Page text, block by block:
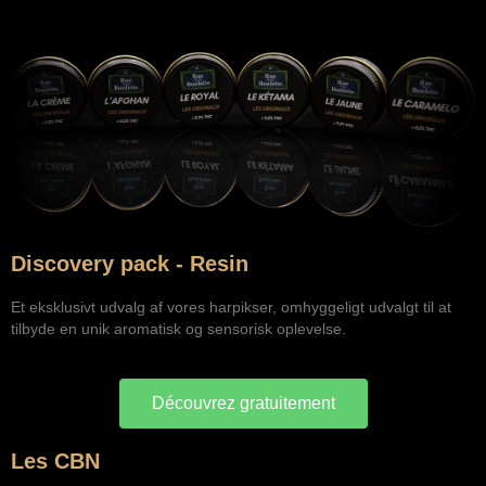
Discovery pack - Resin
Et eksklusivt udvalg af vores harpikser, omhyggeligt udvalgt til at
tilbyde en unik aromatisk og sensorisk oplevelse.
Découvrez gratuitement
Les CBN